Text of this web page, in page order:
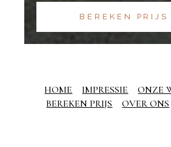
BEREKEN PRIJS
HOME IMPRESSIE
ONZE
BEREKEN PRIJS
OVER ONS